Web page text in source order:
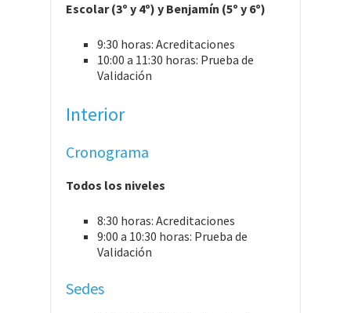
Escolar (3º y 4º) y Benjamín (5º y 6º)
9:30 horas: Acreditaciones
10:00 a 11:30 horas: Prueba de
Validación
Interior
Cronograma
Todos los niveles
8:30 horas: Acreditaciones
9:00 a 10:30 horas: Prueba de
Validación
Sedes